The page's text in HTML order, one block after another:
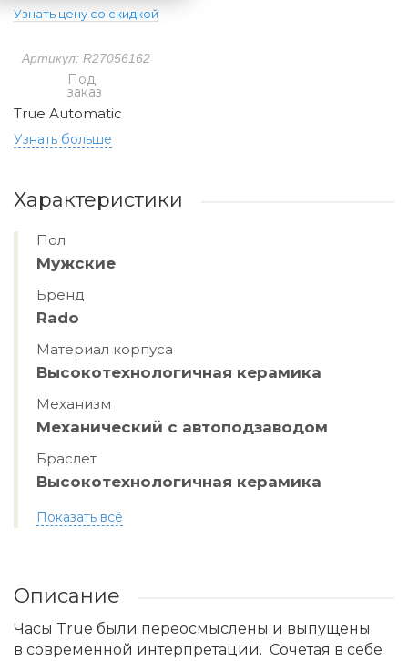
Артикул: R27056162
Под
заказ
True Automatic
Узнать больше
Узнать цену со скидкой
Характеристики
Пол
Мужские
Бренд
Rado
Материал корпуса
Высокотехнологичная керамика
Механизм
Механический с автоподзаводом
Браслет
Высокотехнологичная керамика
Показать всё
Описание
Часы True были переосмыслены и выпущены
в современной интерпретации. Сочетая в себе